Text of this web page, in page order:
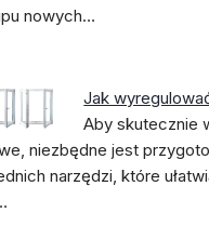
nowych…
Jak
Aby skutecznie
niezbędne jest
narzędzi, które